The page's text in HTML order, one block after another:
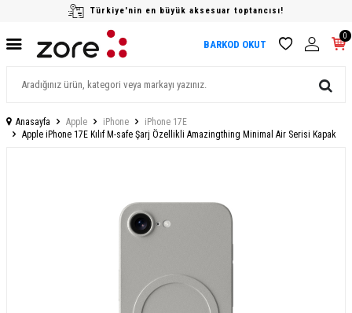
Türkiye'nin en büyük aksesuar toptancısı!
BARKOD OKUT
0
Anasayfa Apple iPhone
iPhone 17E
Apple iPhone 17E Kılıf M-safe Şarj Özellikli Amazingthing Minimal Air Serisi Kapak